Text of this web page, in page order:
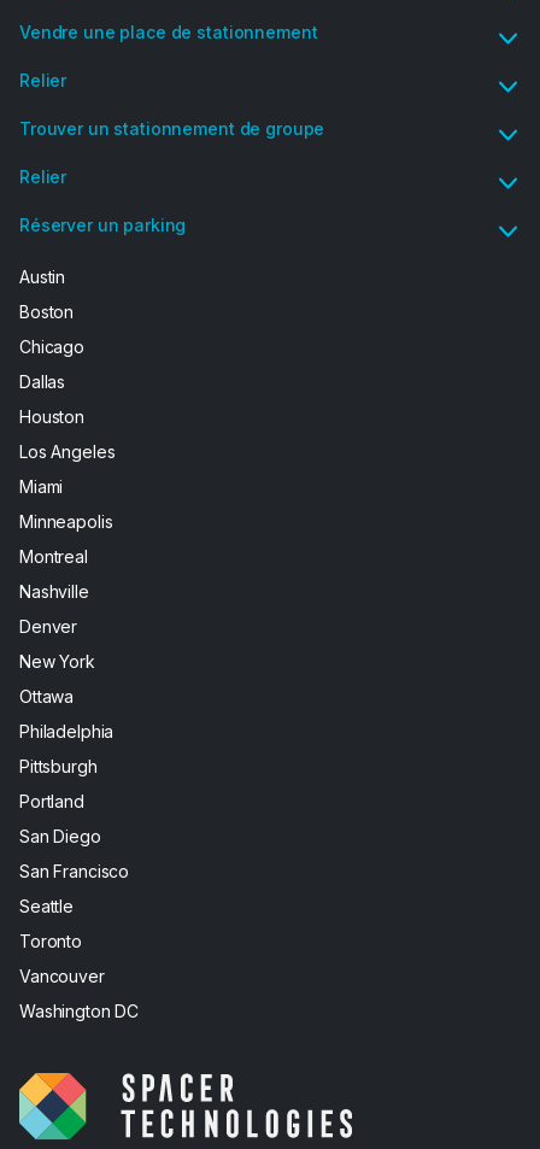
Vendre une place de stationnement
Relier
Trouver un stationnement de groupe
Relier
Réserver un parking
Austin
Boston
Chicago
Dallas
Houston
Los Angeles
Miami
Minneapolis
Montreal
Nashville
Denver
New York
Ottawa
Philadelphia
Pittsburgh
Portland
San Diego
San Francisco
Seattle
Toronto
Vancouver
Washington DC